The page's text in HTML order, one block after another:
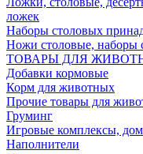
ложек
Наборы столовых
Ножи столовые, наборы
ТОВАРЫ ДЛЯ
Добавки кормовые
Корм для животных
Прочие товары для
Груминг
Игровые комплексы,
Наполнители